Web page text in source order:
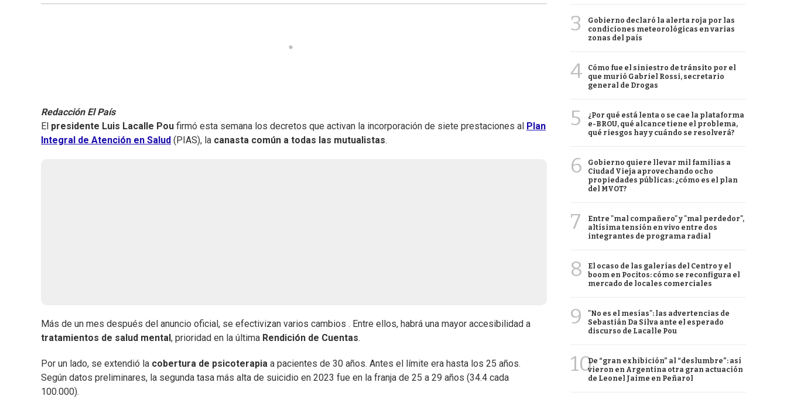
Redacción El País
El presidente Luis Lacalle Pou firmó esta semana los decretos que activan la incorporación de siete prestaciones al Plan
Integral de Atención en Salud (PIAS), la canasta común a todas las mutualistas.
Más de un mes después del anuncio oficial, se efectivizan varios cambios . Entre ellos, habrá una mayor accesibilidad a
tratamientos de salud mental , prioridad en la última Rendición de Cuentas.
Por un lado, se extendió la cobertura de psicoterapia a pacientes de 30 años. Antes el límite era hasta los 25 años.
Según datos preliminares, la segunda tasa más alta de suicidio en 2023 fue en la franja de 25 a 29 años (34.4 cada
100.000).
3
Gobierno declaró la alerta roja por las
condiciones meteorológicas en varias
zonas del país
4
Cómo fue el siniestro de tránsito por el
que murió Gabriel Rossi, secretario
general de Drogas
5
¿Por qué está lenta o se cae la plataforma
e-BROU, qué alcance tiene el problema,
qué riesgos hay y cuándo se resolverá?
6
Gobierno quiere llevar mil familias a
Ciudad Vieja aprovechando ocho
propiedades públicas: ¿cómo es el plan
del MVOT?
7
Entre "mal compañero" y "mal perdedor",
altísima tensión en vivo entre dos
integrantes de programa radial
8
El ocaso de las galerías del Centro y el
boom en Pocitos: cómo se reconfigura el
mercado de locales comerciales
9
"No es el mesías": las advertencias de
Sebastián Da Silva ante el esperado
discurso de Lacalle Pou
10De “gran exhibición” al “deslumbre”: así
vieron en Argentina otra gran actuación
de Leonel Jaime en Peñarol